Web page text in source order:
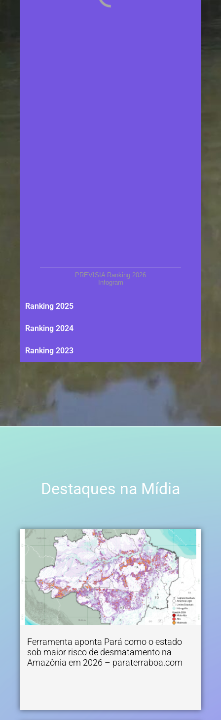
PREVISIA Ranking 2026
Infogram
Ranking 2025
Ranking 2024
Ranking 2023
Destaques na Mídia
Ferramenta aponta Pará como o estado
sob maior risco de desmatamento na
Amazônia em 2026 – paraterraboa.com